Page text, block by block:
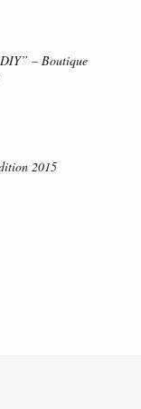
– Boutique
2015